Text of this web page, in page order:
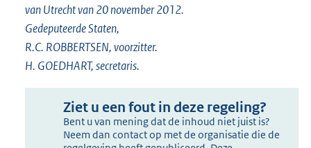
van Utrecht van 20 november 2012.
Gedeputeerde Staten,
R.C. ROBBERTSEN, voorzitter.
H. GOEDHART, secretaris.
Ziet u een fout in deze regeling?
Bent u van mening dat de inhoud niet juist is?
Neem dan contact op met de organisatie die de